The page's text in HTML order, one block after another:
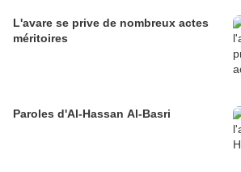
L'avare se prive de nombreux actes
méritoires
Paroles d'Al-Hassan Al-Basri